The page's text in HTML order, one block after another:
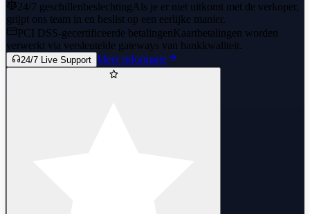
24/7 geschillenbeslechtingAls je er niet uitkomt met de verkoper,
grijpt ons team in en beslist op een eerlijke manier.
PCI DSS-gecertificeerde betalingenKaartbetalingen worden
verwerkt via versleutelde gateways van bankkwaliteit.
24/7 Live Support Meer informatie